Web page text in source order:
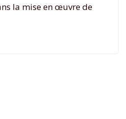
la mise en œuvre de